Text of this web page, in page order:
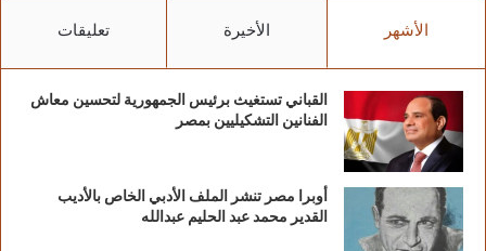
الأشهر الأخيرة تعليقات
القباني تستغيث برئيس الجمهورية لتحسين معاش
الفنانين التشكيليين بمصر
أوبرا مصر تنشر الملف الأدبي الخاص بالأديب
القدير محمد عبد الحليم عبدالله